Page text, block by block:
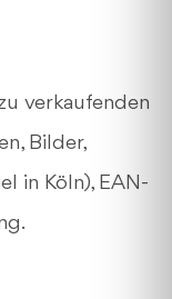
verkaufenden
Bilder,
in Köln), EAN-